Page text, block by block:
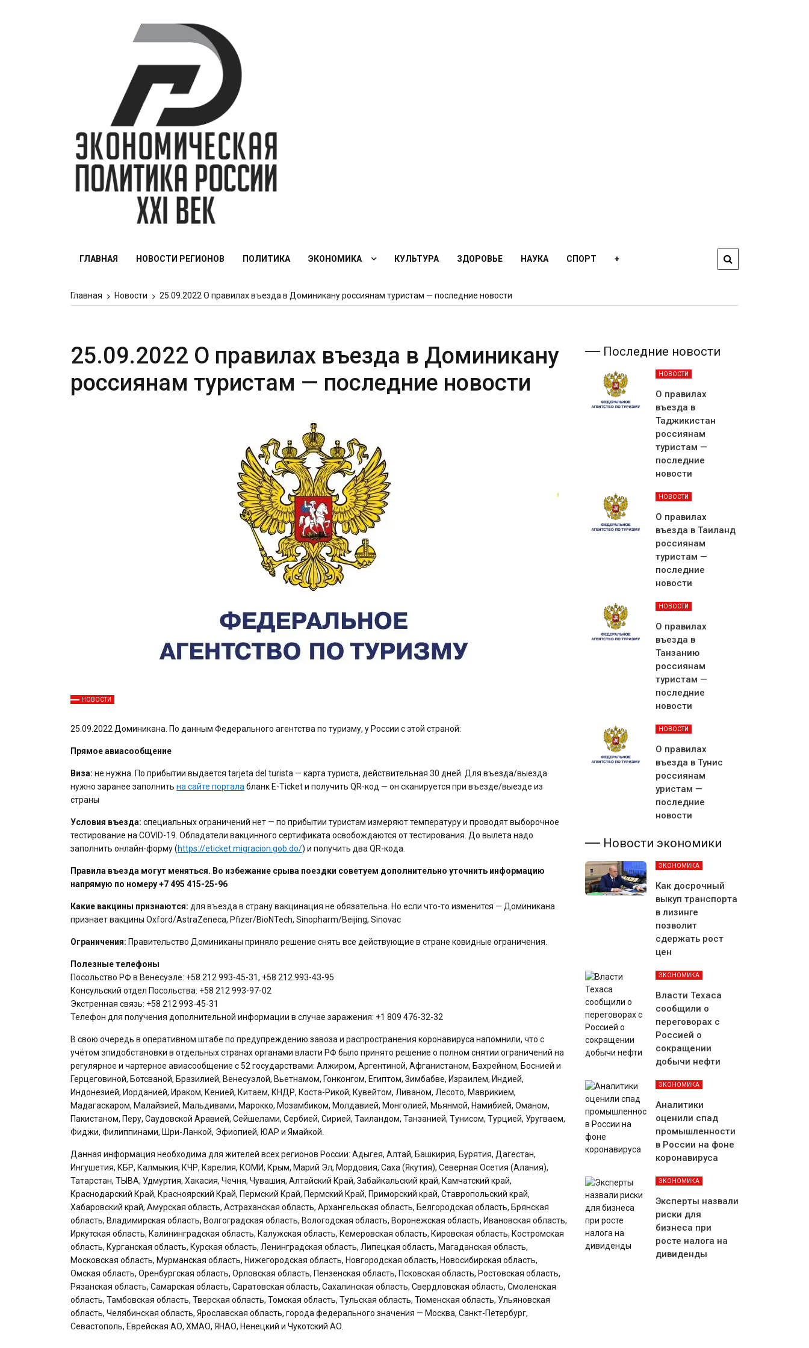
ГЛАВНАЯ НОВОСТИ РЕГИОНОВ ПОЛИТИКА ЭКОНОМИКА КУЛЬТУРА ЗДОРОВЬЕ НАУКА СПОРТ +
Главная Новости 25.09.2022 О правилах въезда в Доминикану россиянам туристам — последние новости
25.09.2022 О правилах въезда в Доминикану
россиянам туристам — последние новости
НОВОСТИ
25.09.2022 Доминикана. По данным Федерального агентства по туризму, у России с этой страной:
Прямое авиасообщение
Виза: не нужна. По прибытии выдается tarjeta del turista — карта туриста, действительная 30 дней. Для въезда/выезда
нужно заранее заполнить на сайте портала бланк E-Ticket и получить QR-код — он сканируется при въезде/выезде из
страны
Условия въезда: специальных ограничений нет — по прибытии туристам измеряют температуру и проводят выборочное
тестирование на COVID-19. Обладатели вакцинного сертификата освобождаются от тестирования. До вылета надо
заполнить онлайн-форму (https://eticket.migracion.gob.do/) и получить два QR-кода.
Правила въезда могут меняться. Во избежание срыва поездки советуем дополнительно уточнить информацию
напрямую по номеру +7 495 415-25-96
Какие вакцины признаются: для въезда в страну вакцинация не обязательна. Но если что-то изменится — Доминикана
признает вакцины Oxford/AstraZeneca, Pfizer/BioNTech, Sinopharm/Beijing, Sinovac
Ограничения: Правительство Доминиканы приняло решение снять все действующие в стране ковидные ограничения.
Полезные телефоны
Посольство РФ в Венесуэле: +58 212 993-45-31, +58 212 993-43-95
Консульский отдел Посольства: +58 212 993-97-02
Экстренная связь: +58 212 993-45-31
Телефон для получения дополнительной информации в случае заражения: +1 809 476-32-32
В свою очередь в оперативном штабе по предупреждению завоза и распространения коронавируса напомнили, что с
учётом эпидобстановки в отдельных странах органами власти РФ было принято решение о полном снятии ограничений на
регулярное и чартерное авиасообщение с 52 государствами: Алжиром, Аргентиной, Афганистаном, Бахрейном, Боснией и
Герцеговиной, Ботсваной, Бразилией, Венесуэлой, Вьетнамом, Гонконгом, Египтом, Зимбабве, Израилем, Индией,
Индонезией, Иорданией, Ираком, Кенией, Китаем, КНДР, Коста-Рикой, Кувейтом, Ливаном, Лесото, Маврикием,
Мадагаскаром, Малайзией, Мальдивами, Марокко, Мозамбиком, Молдавией, Монголией, Мьянмой, Намибией, Оманом,
Пакистаном, Перу, Саудовской Аравией, Сейшелами, Сербией, Сирией, Таиландом, Танзанией, Тунисом, Турцией, Уругваем,
Фиджи, Филиппинами, Шри-Ланкой, Эфиопией, ЮАР и Ямайкой.
Данная информация необходима для жителей всех регионов России: Адыгея, Алтай, Башкирия, Бурятия, Дагестан,
Ингушетия, КБР, Калмыкия, КЧР, Карелия, КОМИ, Крым, Марий Эл, Мордовия, Саха (Якутия), Северная Осетия (Алания),
Татарстан, ТЫВА, Удмуртия, Хакасия, Чечня, Чувашия, Алтайский Край, Забайкальский край, Камчатский край,
Краснодарский Край, Красноярский Край, Пермский Край, Пермский Край, Приморский край, Ставропольский край,
Хабаровский край, Амурская область, Астраханская область, Архангельская область, Белгородская область, Брянская
область, Владимирская область, Волгоградская область, Вологодская область, Воронежская область, Ивановская область,
Иркутская область, Калининградская область, Калужская область, Кемеровская область, Кировская область, Костромская
область, Курганская область, Курская область, Ленинградская область, Липецкая область, Магаданская область,
Московская область, Мурманская область, Нижегородская область, Новгородская область, Новосибирская область,
Омская область, Оренбургская область, Орловская область, Пензенская область, Псковская область, Ростовская область,
Рязанская область, Самарская область, Саратовская область, Сахалинская область, Свердловская область, Смоленская
область, Тамбовская область, Тверская область, Томская область, Тульская область, Тюменская область, Ульяновская
область, Челябинская область, Ярославская область, города федерального значения — Москва, Санкт-Петербург,
Севастополь, Еврейская АО, ХМАО, ЯНАО, Ненецкий и Чукотский АО.
Последние новости
НОВОСТИ
О правилах
въезда в
Таджикистан
россиянам
туристам —
последние
новости
НОВОСТИ
О правилах
въезда в Таиланд
россиянам
туристам —
последние
новости
НОВОСТИ
О правилах
въезда в
Танзанию
россиянам
туристам —
последние
новости
НОВОСТИ
О правилах
въезда в Тунис
россиянам
уристам —
последние
новости
Новости экономики
ЭКОНОМИКА
Как досрочный
выкуп транспорта
в лизинге
позволит
сдержать рост
цен
ЭКОНОМИКА
Власти Техаса
сообщили о
переговорах с
Россией о
сокращении
добычи нефти
ЭКОНОМИКА
Аналитики
оценили спад
промышленности
в России на фоне
коронавируса
ЭКОНОМИКА
Эксперты назвали
риски для
бизнеса при
росте налога на
дивиденды